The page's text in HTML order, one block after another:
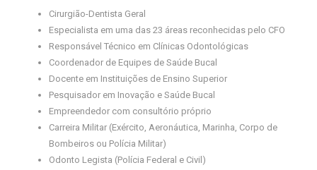
Cirurgião-Dentista Geral
Especialista em uma das 23 áreas reconhecidas pelo CFO
Responsável Técnico em Clínicas Odontológicas
Coordenador de Equipes de Saúde Bucal
Docente em Instituições de Ensino Superior
Pesquisador em Inovação e Saúde Bucal
Empreendedor com consultório próprio
Carreira Militar (Exército, Aeronáutica, Marinha, Corpo de
Bombeiros ou Polícia Militar)
Odonto Legista (Polícia Federal e Civil)